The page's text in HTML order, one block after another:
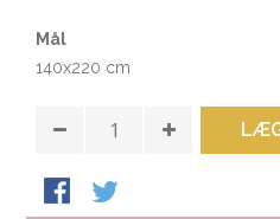
Mål
140x220 cm